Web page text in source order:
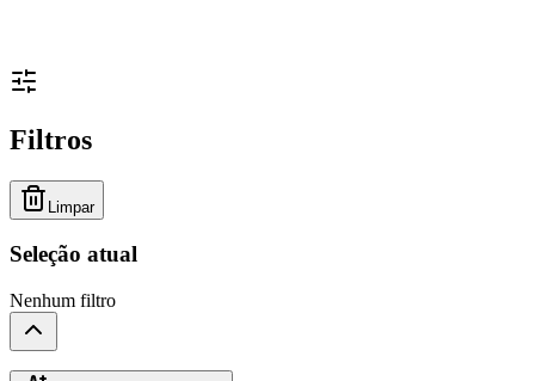
Filtros
Limpar
Seleção atual
Nenhum filtro